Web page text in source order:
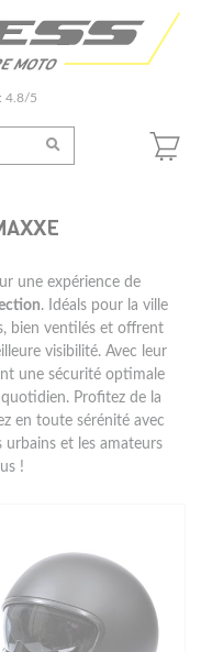
4.8/5
une expérience de
. Idéals pour la ville
bien ventilés et offrent
visibilité. Avec leur
une sécurité optimale
Profitez de la
en toute sérénité avec
et les amateurs
!